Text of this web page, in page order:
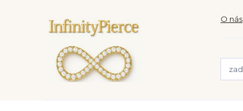
O nás